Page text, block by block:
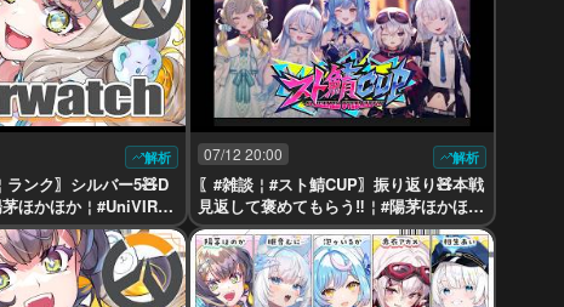
解析
ランク〗シルバー5🧸D
ほかほか￤#UniVIRT
07/12 20:00 解析
〖#雑談￤#スト鯖CUP〗振り返り🧸本戦
見返して褒めてもらう‼️￤#陽茅ほかほか
￤#UniVIRTUAL #Vtuber